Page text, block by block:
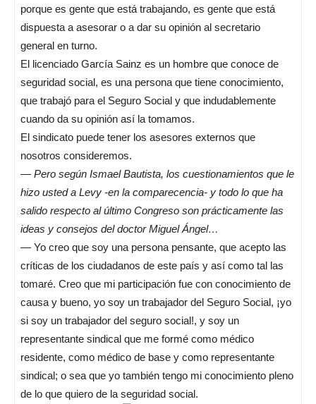
porque es gente que está trabajando, es gente que está
dispuesta a asesorar o a dar su opinión al secretario
general en turno.
El licenciado García Sainz es un hombre que conoce de
seguridad social, es una persona que tiene conocimiento,
que trabajó para el Seguro Social y que indudablemente
cuando da su opinión así la tomamos.
El sindicato puede tener los asesores externos que
nosotros consideremos.
— Pero según Ismael Bautista, los cuestionamientos que le
hizo usted a Levy -en la comparecencia- y todo lo que ha
salido respecto al último Congreso son prácticamente las
ideas y consejos del doctor Miguel Ángel…
— Yo creo que soy una persona pensante, que acepto las
críticas de los ciudadanos de este país y así como tal las
tomaré. Creo que mi participación fue con conocimiento de
causa y bueno, yo soy un trabajador del Seguro Social, ¡yo
si soy un trabajador del seguro social!, y soy un
representante sindical que me formé como médico
residente, como médico de base y como representante
sindical; o sea que yo también tengo mi conocimiento pleno
de lo que quiero de la seguridad social.